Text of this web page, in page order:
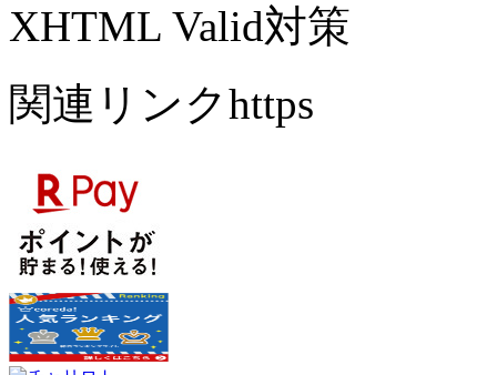
XHTML Valid対策
関連リンクhttps